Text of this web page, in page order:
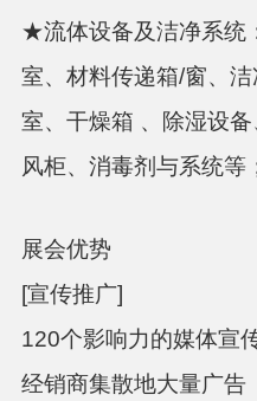
★流体设备及洁净系统
室、材料传递箱/窗、
室、干燥箱 、除湿设
风柜、消毒剂与系统等
展会优势
[宣传推广]
120个影响⼒的媒体宣
经销商集散地⼤量⼴告